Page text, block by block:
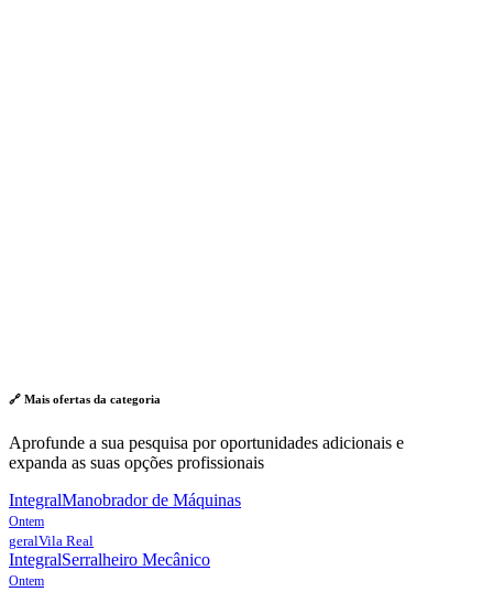
🔗 Mais ofertas da categoria
Aprofunde a sua pesquisa por oportunidades adicionais e
expanda as suas opções profissionais
IntegralManobrador de Máquinas
Ontem
geralVila Real
IntegralSerralheiro Mecânico
Ontem